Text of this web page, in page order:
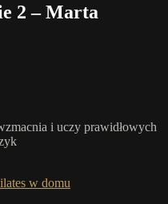
2 – Marta
i uczy prawidłowych
w domu